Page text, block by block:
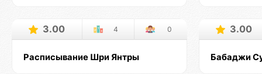
3.00 0
4
Расписывание Шри Янтры
3.00
Бабаджи